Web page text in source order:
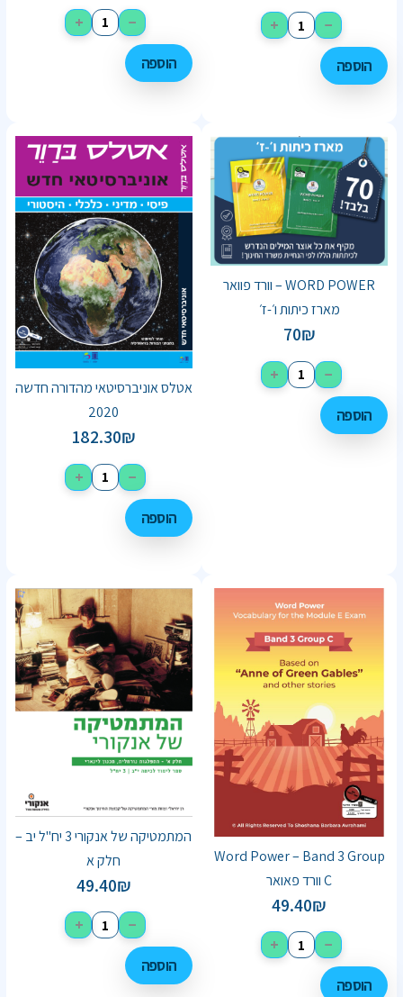
−
+
הוספה
−
+
הוספה
WORD POWER – וורד פוואר
מארז כיתות ו׳-ז׳
70₪
−
+
הוספה
אטלס אוניברסיטאי מהדורה חדשה
2020
182.30₪
−
+
הוספה
Word Power – Band 3 Group
C וורד פאואר
49.40₪
−
+
הוספה
המתמטיקה של אנקורי 3 יח"ל יב –
חלק א
49.40₪
−
+
הוספה